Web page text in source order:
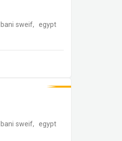
bani sweif,
egypt
bani sweif,
egypt